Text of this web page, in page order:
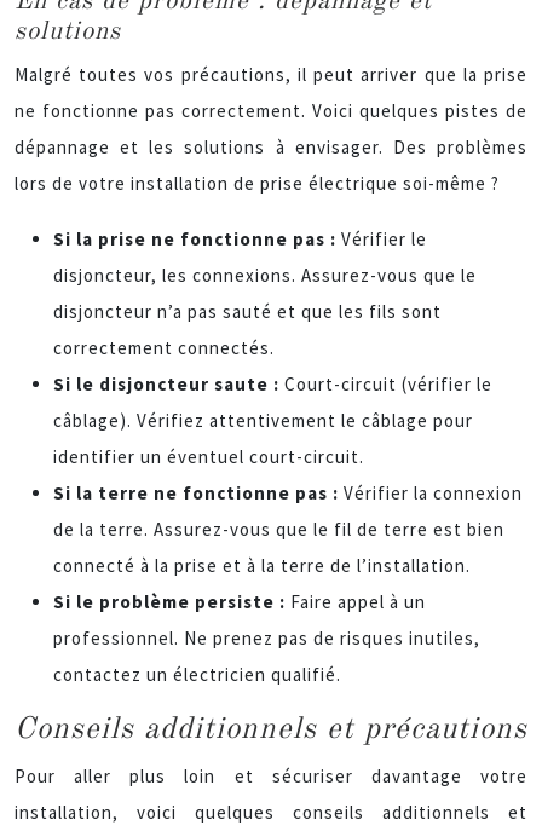
solutions
Malgré toutes vos précautions, il peut arriver que la prise
ne fonctionne pas correctement. Voici quelques pistes de
dépannage et les solutions à envisager. Des problèmes
lors de votre installation de prise électrique soi-même ?
Si la prise ne fonctionne pas : Vérifier le
disjoncteur, les connexions. Assurez-vous que le
disjoncteur n’a pas sauté et que les fils sont
correctement connectés.
Si le disjoncteur saute : Court-circuit (vérifier le
câblage). Vérifiez attentivement le câblage pour
identifier un éventuel court-circuit.
Si la terre ne fonctionne pas : Vérifier la connexion
de la terre. Assurez-vous que le fil de terre est bien
connecté à la prise et à la terre de l’installation.
Si le problème persiste : Faire appel à un
professionnel. Ne prenez pas de risques inutiles,
contactez un électricien qualifié.
Conseils additionnels et précautions
Pour aller plus loin et sécuriser davantage votre
installation, voici quelques conseils additionnels et